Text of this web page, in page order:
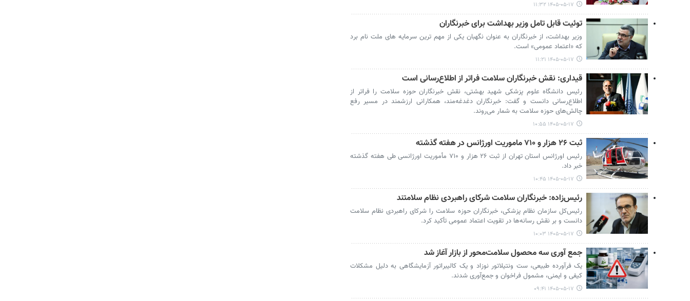
۱۴۰۵-۰۵-۱۷ ۱۱:۳۲
توئیت قابل تامل وزیر بهداشت برای خبرنگاران
وزیر بهداشت، از خبرنگاران به عنوان نگهبان یکی از مهم ترین سرمایه های ملت نام برد
که «اعتماد عمومی» است.
۱۴۰۵-۰۵-۱۷ ۱۱:۲۱
قیداری: نقش خبرنگاران سلامت فراتر از اطلاع‌رسانی است
رئیس دانشگاه علوم پزشکی شهید بهشتی، نقش خبرنگاران حوزه سلامت را فراتر از
اطلاع‌رسانی دانست و گفت: خبرنگاران دغدغه‌مند، همکارانی ارزشمند در مسیر رفع
چالش‌های حوزه سلامت به شمار می‌روند.
۱۴۰۵-۰۵-۱۷ ۱۰:۵۵
ثبت ۲۶ هزار و ۷۱۰ ماموریت اورژانس در هفته گذشته
رئیس اورژانس استان تهران از ثبت ۲۶ هزار و ۷۱۰ مأموریت اورژانسی طی هفته گذشته
خبر داد.
۱۴۰۵-۰۵-۱۷ ۱۰:۴۵
رئیس‌زاده: خبرنگاران سلامت شرکای راهبردی نظام سلامتند
رئیس‌کل سازمان نظام پزشکی، خبرنگاران حوزه سلامت را شرکای راهبردی نظام سلامت
دانست و بر نقش رسانه‌ها در تقویت اعتماد عمومی تأکید کرد.
۱۴۰۵-۰۵-۱۷ ۱۰:۰۳
جمع آوری سه محصول سلامت‌محور از بازار آغاز شد
یک فرآورده طبیعی، ست ونتیلاتور نوزاد و یک کالیبراتور آزمایشگاهی به دلیل مشکلات
کیفی و ایمنی، مشمول فراخوان و جمع‌آوری شدند.
۱۴۰۵-۰۵-۱۷ ۰۹:۴۱